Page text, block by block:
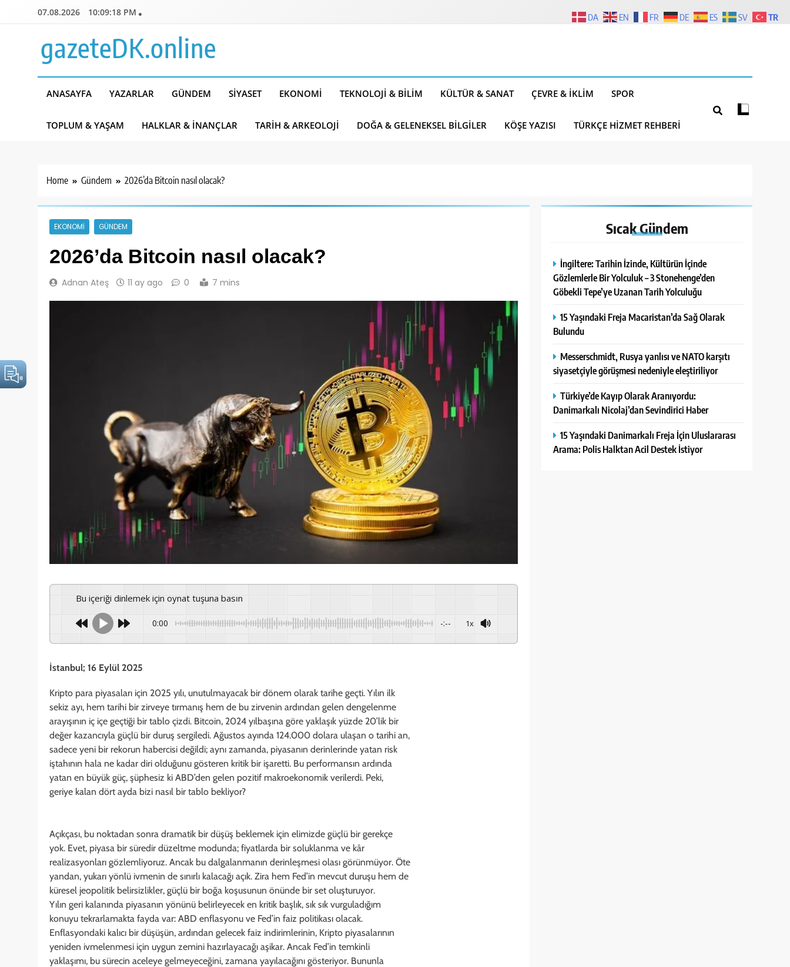
07.08.2026 10:09:19 PM
gazeteDK.online
ANASAYFA YAZARLAR GÜNDEM SIYASET EKONOMI TEKNOLOJI & BILIM KÜLTÜR & SANAT ÇEVRE & İKLIM SPOR
TOPLUM & YAŞAM HALKLAR & İNANÇLAR TARIH & ARKEOLOJI DOĞA & GELENEKSEL BILGILER KÖŞE YAZISI TÜRKÇE HIZMET REHBERI
Home Gündem 2026’da Bitcoin nasıl olacak?
EKONOMI GÜNDEM
2026’da Bitcoin nasıl olacak?
Adnan Ateş 11 ay ago 0 7 mins
Bu içeriği dinlemek için oynat tuşuna basın
0:00 -:-- 1x
İstanbul; 16 Eylül 2025
Kripto para piyasaları için 2025 yılı, unutulmayacak bir dönem olarak tarihe geçti. Yılın ilk
sekiz ayı, hem tarihi bir zirveye tırmanış hem de bu zirvenin ardından gelen dengelenme
arayışının iç içe geçtiği bir tablo çizdi. Bitcoin, 2024 yılbaşına göre yaklaşık yüzde 20’lik bir
değer kazancıyla güçlü bir duruş sergiledi. Ağustos ayında 124.000 dolara ulaşan o tarihi an,
sadece yeni bir rekorun habercisi değildi; aynı zamanda, piyasanın derinlerinde yatan risk
iştahının hala ne kadar diri olduğunu gösteren kritik bir işaretti. Bu performansın ardında
yatan en büyük güç, şüphesiz ki ABD’den gelen pozitif makroekonomik verilerdi. Peki,
geriye kalan dört ayda bizi nasıl bir tablo bekliyor?
Açıkçası, bu noktadan sonra dramatik bir düşüş beklemek için elimizde güçlü bir gerekçe
yok. Evet, piyasa bir süredir düzeltme modunda; fiyatlarda bir soluklanma ve kâr
realizasyonları gözlemliyoruz. Ancak bu dalgalanmanın derinleşmesi olası görünmüyor. Öte
yandan, yukarı yönlü ivmenin de sınırlı kalacağı açık. Zira hem Fed’in mevcut duruşu hem de
küresel jeopolitik belirsizlikler, güçlü bir boğa koşusunun önünde bir set oluşturuyor.
Yılın geri kalanında piyasanın yönünü belirleyecek en kritik başlık, sık sık vurguladığım
konuyu tekrarlamakta fayda var: ABD enflasyonu ve Fed’in faiz politikası olacak.
Enflasyondaki kalıcı bir düşüşün, ardından gelecek faiz indirimlerinin, Kripto piyasalarının
yeniden ivmelenmesi için uygun zemini hazırlayacağı aşikar. Ancak Fed’in temkinli
yaklaşımı, bu sürecin aceleye gelmeyeceğini, zamana yayılacağını gösteriyor. Bununla
SıcakGündem
İngiltere: Tarihin İzinde, Kültürün İçinde
Gözlemlerle Bir Yolculuk – 3 Stonehenge’den
Göbekli Tepe’ye Uzanan Tarih Yolculuğu
15 Yaşındaki Freja Macaristan’da Sağ Olarak
Bulundu
Messerschmidt, Rusya yanlısı ve NATO karşıtı
siyasetçiyle görüşmesi nedeniyle eleştiriliyor
Türkiye’de Kayıp Olarak Aranıyordu:
Danimarkalı Nicolaj’dan Sevindirici Haber
15 Yaşındaki Danimarkalı Freja İçin Uluslararası
Arama: Polis Halktan Acil Destek İstiyor
DA EN FR DE ES SV TR